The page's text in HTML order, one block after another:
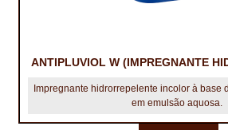
ANTIPLUVIOL W (IMPREGNANTE
Impregnante hidrorrepelente incolor à base
em emulsão aquosa.